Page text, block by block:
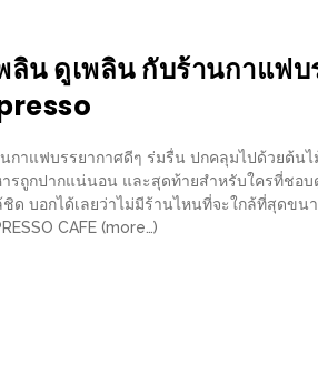
ลิน ดูเพลิน กับร้านกาแฟ
กาแฟบรรยากาศดีๆ ร่มรื่น ปกคลุมไปด้วยต้น
รถูกปากแน่นอน และสุดท้ายสำหรับใครที่ชอบ
ชิด บอกได้เลยว่าไม่มีร้านไหนที่จะใกล้ที่สุดข
CAFE (more…)